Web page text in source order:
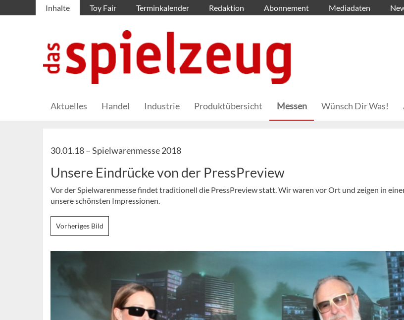
Inhalte Toy Fair Terminkalender Redaktion Abonnement Mediadaten
Aktuelles Handel Industrie Produktübersicht Messen Wünsch Dir Was!
30.01.18 –Spielwarenmesse 2018
Unsere Eindrücke von der PressPreview
Vor der Spielwarenmesse findet traditionell die PressPreview statt. Wir waren vor Ort und zeigen in
unsere schönsten Impressionen.
Vorheriges Bild